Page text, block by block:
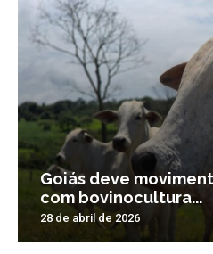
Goiás deve
com bovinocultura...
28 de abril de 2026